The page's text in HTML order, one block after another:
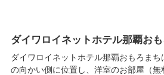
ダイワロイネットホテル那覇お
ダイワロイネットホテル那覇おもろま
の向かい側に位置し、洋室のお部屋（